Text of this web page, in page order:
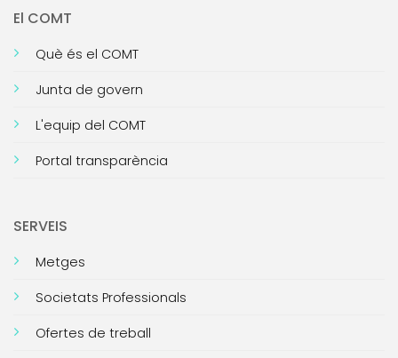
El COMT
Què és el COMT
Junta de govern
L'equip del COMT
Portal transparència
SERVEIS
Metges
Societats Professionals
Ofertes de treball